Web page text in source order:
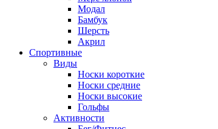
Модал
Бамбук
Шерсть
Акрил
Спортивные
Виды
Носки короткие
Носки средние
Носки высокие
Гольфы
Активности